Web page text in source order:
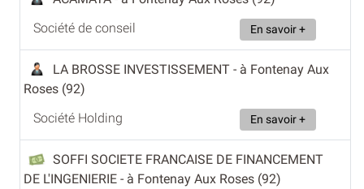
Société de conseil
En savoir +
LA BROSSE INVESTISSEMENT - à Fontenay Aux
Roses (92)
Société Holding
En savoir +
SOFFI SOCIETE FRANCAISE DE FINANCEMENT
DE L'INGENIERIE - à Fontenay Aux Roses (92)